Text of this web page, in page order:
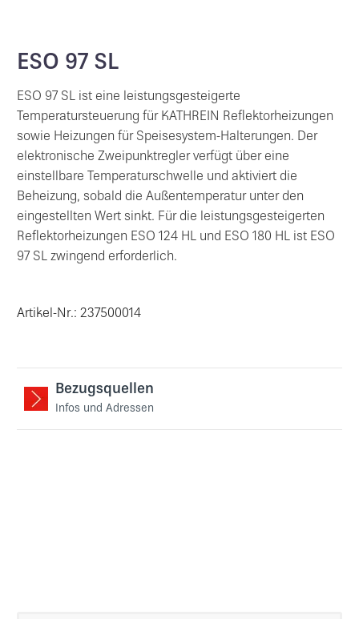
ESO 97 SL
ESO 97 SL ist eine leistungsgesteigerte
Temperatursteuerung für KATHREIN Reflektorheizungen
sowie Heizungen für Speisesystem-Halterungen. Der
elektronische Zweipunktregler verfügt über eine
einstellbare Temperaturschwelle und aktiviert die
Beheizung, sobald die Außentemperatur unter den
eingestellten Wert sinkt. Für die leistungsgesteigerten
Reflektorheizungen ESO 124 HL und ESO 180 HL ist ESO
97 SL zwingend erforderlich.
Artikel-Nr.: 237500014
Bezugsquellen
Infos und Adressen